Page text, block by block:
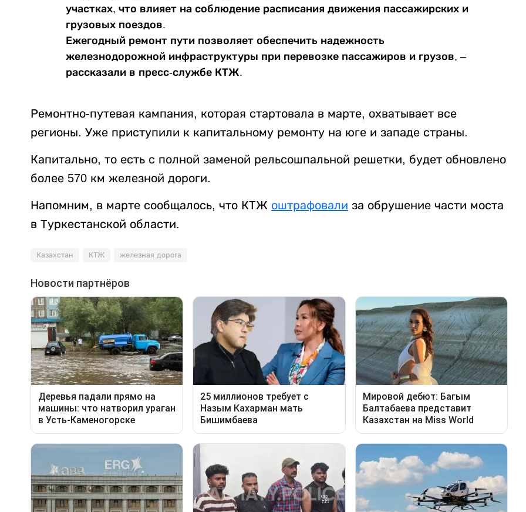
участках, что влияет на соблюдение расписания движения пассажирских и
грузовых поездов.
Ежегодный ремонт пути позволяет обеспечить надежность
железнодорожной инфраструктуры при перевозке пассажиров и грузов, –
рассказали в пресс-службе КТЖ.
Ремонтно-путевая кампания, которая стартовала в марте, охватывает все
регионы. Уже приступили к капитальному ремонту на юге и западе страны.
Капитально, то есть с полной заменой рельсошпальной решетки, будет обновлено
более 570 км железной дороги.
Напомним, в марте сообщалось, что КТЖ оштрафовали за обрушение части моста
в Туркестанской области.
Казахстан КТЖ железная дорога